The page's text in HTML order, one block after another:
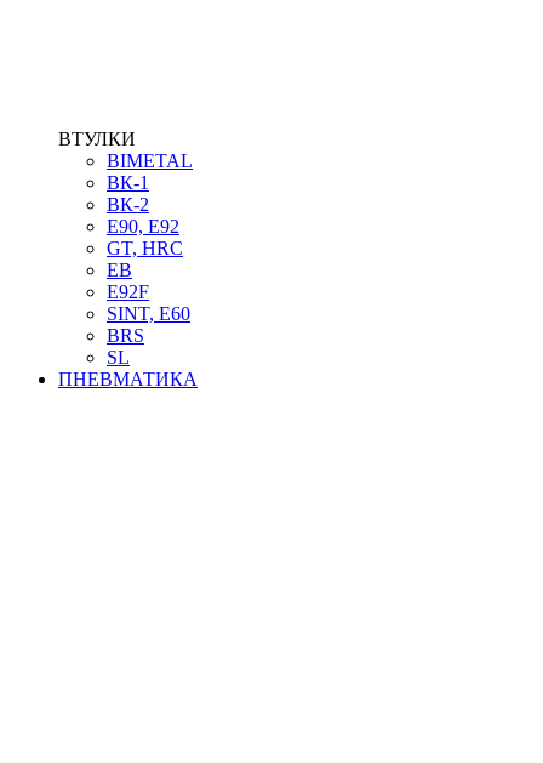
ВТУЛКИ
BIMETAL
ВК-1
ВК-2
Е90, E92
GT, HRC
EB
Е92F
SINT, E60
BRS
SL
ПНЕВМАТИКА